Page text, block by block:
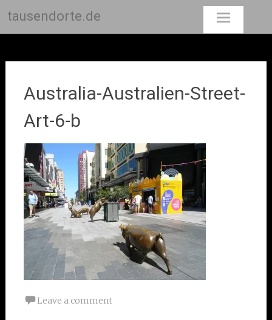
tausendorte.de
Australia-Australien-Street-
Art-6-b
Leave a comment